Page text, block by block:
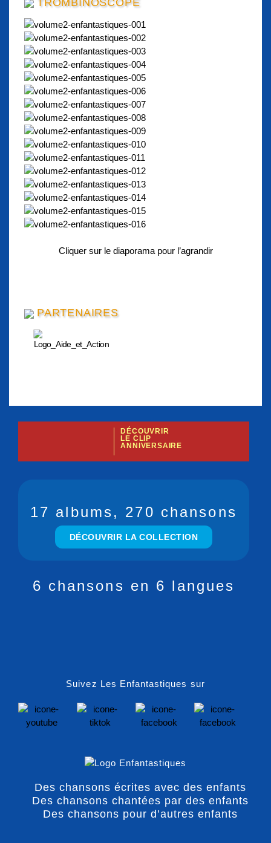
Cliquer sur le diaporama pour l’agrandir
PARTENAIRES
DÉCOUVRIR
LE CLIP
ANNIVERSAIRE
17 albums, 270 chansons
DÉCOUVRIR LA COLLECTION
6 chansons en 6 langues
Suivez Les Enfantastiques sur
Des chansons écrites avec des enfants
Des chansons chantées par des enfants
Des chansons pour d’autres enfants